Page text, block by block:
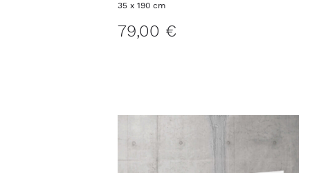
35 x 190 cm
79,00 €